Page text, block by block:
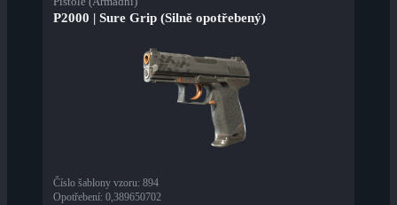
P2000 | Sure Grip (Silně opotřebený)
Číslo šablony vzoru: 894
Opotřebení: 0,389650702